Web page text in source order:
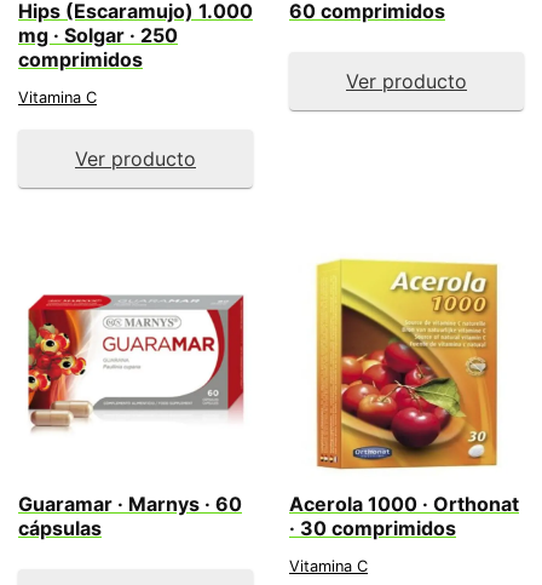
Hips (Escaramujo) 1.000
mg · Solgar · 250
comprimidos
Vitamina C
Ver producto
60 comprimidos
Ver producto
Guaramar · Marnys · 60
cápsulas
Acerola 1000 · Orthonat
· 30 comprimidos
Vitamina C